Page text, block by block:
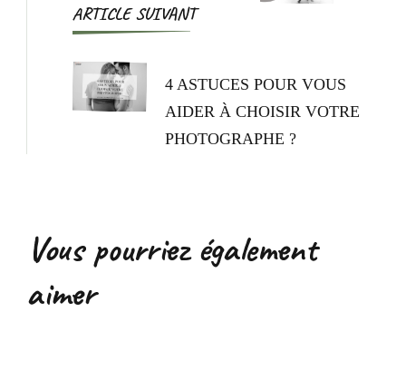
ARTICLE SUIVANT
4 ASTUCES POUR VOUS
AIDER À CHOISIR VOTRE
PHOTOGRAPHE ?
Vous pourriez également
aimer